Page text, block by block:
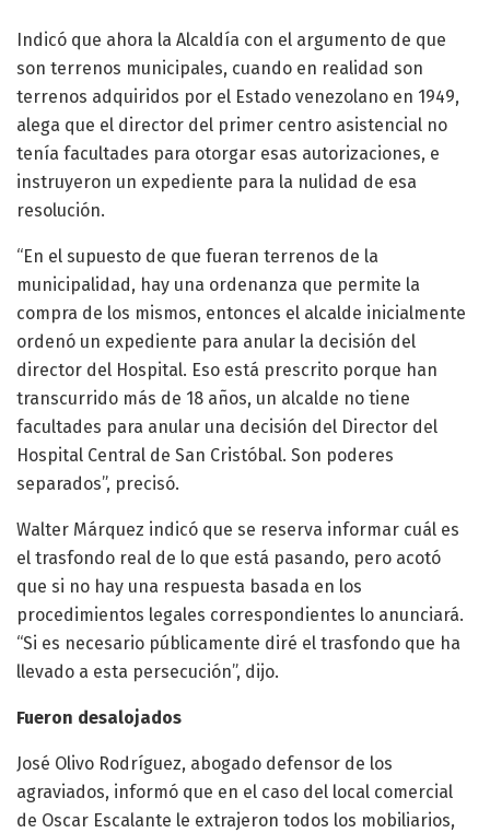
Indicó que ahora la Alcaldía con el argumento de que
son terrenos municipales, cuando en realidad son
terrenos adquiridos por el Estado venezolano en 1949,
alega que el director del primer centro asistencial no
tenía facultades para otorgar esas autorizaciones, e
instruyeron un expediente para la nulidad de esa
resolución.
“En el supuesto de que fueran terrenos de la
municipalidad, hay una ordenanza que permite la
compra de los mismos, entonces el alcalde inicialmente
ordenó un expediente para anular la decisión del
director del Hospital. Eso está prescrito porque han
transcurrido más de 18 años, un alcalde no tiene
facultades para anular una decisión del Director del
Hospital Central de San Cristóbal. Son poderes
separados”, precisó.
Walter Márquez indicó que se reserva informar cuál es
el trasfondo real de lo que está pasando, pero acotó
que si no hay una respuesta basada en los
procedimientos legales correspondientes lo anunciará.
“Si es necesario públicamente diré el trasfondo que ha
llevado a esta persecución”, dijo.
Fueron desalojados
José Olivo Rodríguez, abogado defensor de los
agraviados, informó que en el caso del local comercial
de Oscar Escalante le extrajeron todos los mobiliarios,